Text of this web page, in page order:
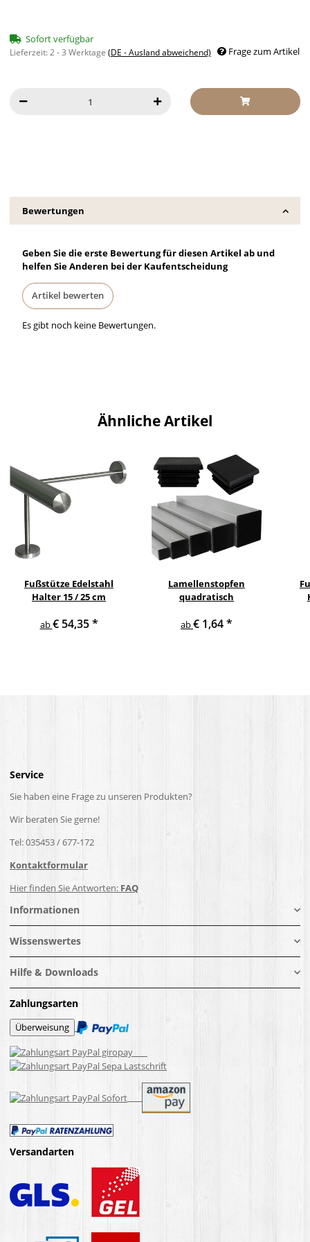
Sofort verfügbar
Lieferzeit:2 - 3 Werktage (DE - Ausland abweichend) Frage zum Artikel
Bewertungen
Geben Sie die erste Bewertung für diesen Artikel ab und
helfen Sie Anderen bei der Kaufentscheidung
Artikel bewerten
Es gibt noch keine Bewertungen.
Ähnliche Artikel
Fußstütze Edelstahl
Halter 15 / 25 cm
ab€ 54,35*
Lamellenstopfen
quadratisch
ab€ 1,64*
Service
Sie haben eine Frage zu unseren Produkten?
Wir beraten Sie gerne!
Tel: 035453 / 677-172
Kontaktformular
Hier finden Sie Antworten: FAQ
Informationen
Wissenswertes
Hilfe & Downloads
Zahlungsarten
Versandarten